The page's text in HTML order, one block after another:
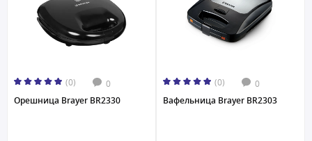
(0) 0
Орешница Brayer BR2330
(0) 0
Вафельница Brayer BR2303